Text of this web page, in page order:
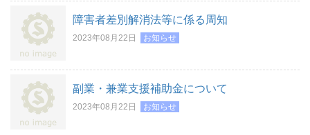
障害者差別解消法等に係る周知
2023年08月22日 お知らせ
副業・兼業支援補助金について
2023年08月22日 お知らせ